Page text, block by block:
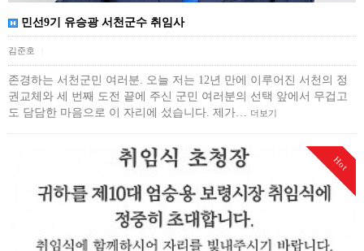
민선9기 유승광 서천군수 취임사
김준호
존경하는 서천군민 여러분. 오늘 저는 12년 만에 이루어진 서천의 정
권교체와 세 번째 도전 끝에 주신 군민 여러분의 선택 앞에서 무겁고
도 담담한 마음으로 이 자리에 섰습니다. 제가… 더보기
Hot